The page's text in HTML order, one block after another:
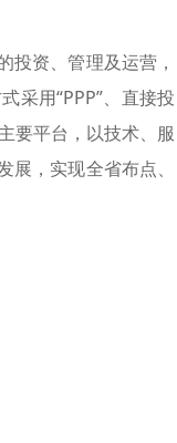
资、管理及运营，
采用“PPP”、直接投
要平台，以技术、服
，实现全省布点、